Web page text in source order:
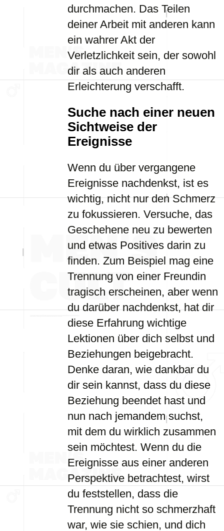
durchmachen. Das Teilen
deiner Arbeit mit anderen kann
ein wahrer Akt der
Verletzlichkeit sein, der sowohl
dir als auch anderen
Erleichterung verschafft.
Suche nach einer neuen
Sichtweise der
Ereignisse
Wenn du über vergangene
Ereignisse nachdenkst, ist es
wichtig, nicht nur den Schmerz
zu fokussieren. Versuche, das
Geschehene neu zu bewerten
und etwas Positives darin zu
finden. Zum Beispiel mag eine
Trennung von einer Freundin
tragisch erscheinen, aber wenn
du darüber nachdenkst, hat dir
diese Erfahrung wichtige
Lektionen über dich selbst und
Beziehungen beigebracht.
Denke daran, wie dankbar du
dir sein kannst, dass du diese
Beziehung beendet hast und
nun nach jemandem suchst,
mit dem du wirklich zusammen
sein möchtest. Wenn du die
Ereignisse aus einer anderen
Perspektive betrachtest, wirst
du feststellen, dass die
Trennung nicht so schmerzhaft
war, wie sie schien, und dich